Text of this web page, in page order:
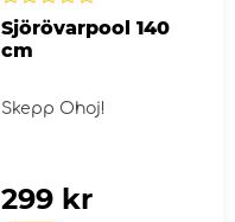
Sjörövarpool 140
cm
Skepp Ohoj!
299 kr